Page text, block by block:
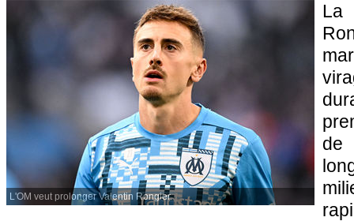
L'OM veut prolonger Valentin Rongier.
La
de